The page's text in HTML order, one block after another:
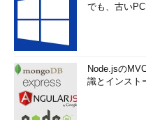
でも、古い
Node.jsの
識とインスト